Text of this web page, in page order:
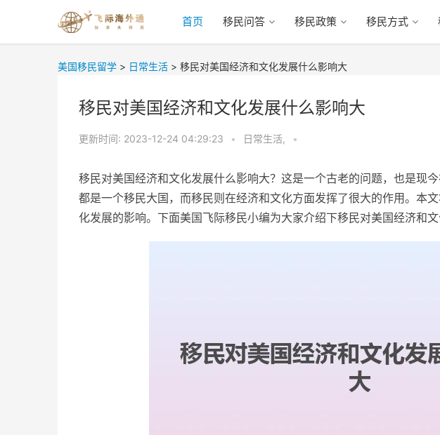
首页 移民问答 移民政策 移民方式
美国移民留学 > 日常生活 > 移民对美国经济和文化发展什么影响大
移民对美国经济和文化发展什么影响大
更新时间: 2023-12-24 04:29:23 • 日常生活, •
移民对美国经济和文化发展什么影响大？这是一个古老的问题，也是现
都是一个移民大国，而移民则在经济和文化方面发挥了很大的作用。本
化发展的影响。下面美国飞际移民小编为大家介绍下移民对美国经济和